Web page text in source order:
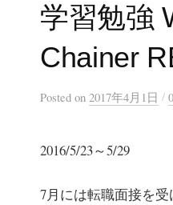
学習勉強
Chainer
Posted on 2017年4月1日 /
2016/5/23～5/29
7月には転職面接を